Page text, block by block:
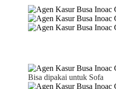
Bisa dipakai untuk Sofa